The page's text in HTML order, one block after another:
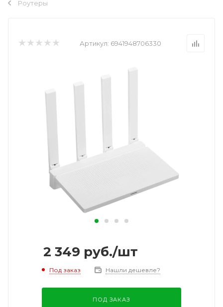
Роутеры
Артикул: 6941948706330
2 349 руб./шт
Под заказ Нашли дешевле?
ПОД ЗАКАЗ